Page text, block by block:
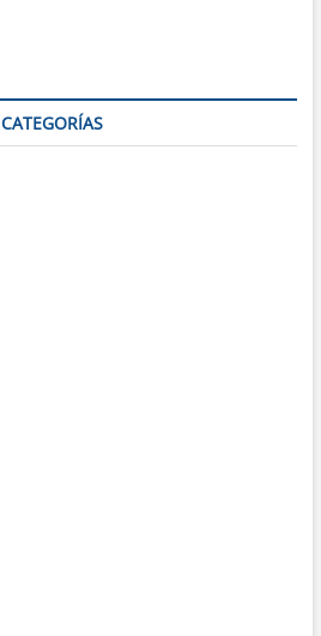
CATEGORÍAS